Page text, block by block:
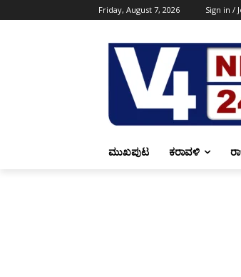
Friday, August 7, 2026 Sign in /
ಮುಖಪುಟ ಕರಾವಳಿ